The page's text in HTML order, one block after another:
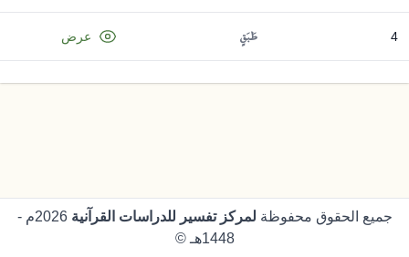
4 طَبَقٍ عرض
جميع الحقوق محفوظة لمركز تفسير للدراسات القرآنية
2026م -
1448هـ ©